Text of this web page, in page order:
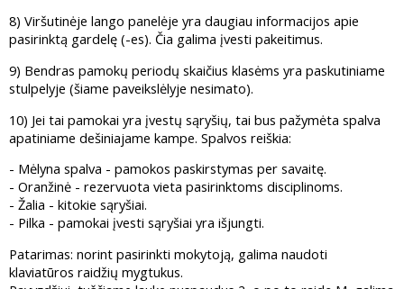
8) Viršutinėje lango panelėje yra daugiau informacijos apie
pasirinktą gardelę (-es). Čia galima įvesti pakeitimus.
9) Bendras pamokų periodų skaičius klasėms yra paskutiniame
stulpelyje (šiame paveikslėlyje nesimato).
10) Jei tai pamokai yra įvestų sąryšių, tai bus pažymėta spalva
apatiniame dešiniajame kampe. Spalvos reiškia:
- Mėlyna spalva - pamokos paskirstymas per savaitę.
- Oranžinė - rezervuota vieta pasirinktoms disciplinoms.
- Žalia - kitokie sąryšiai.
- Pilka - pamokai įvesti sąryšiai yra išjungti.
Patarimas: norint pasirinkti mokytoją, galima naudoti
klaviatūros raidžių mygtukus.